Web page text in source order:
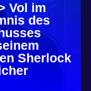
Vol im
des
Sherlock